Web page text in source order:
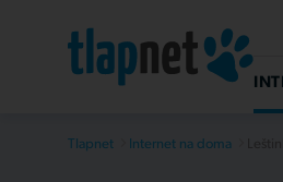
Tlapnet Internet na doma